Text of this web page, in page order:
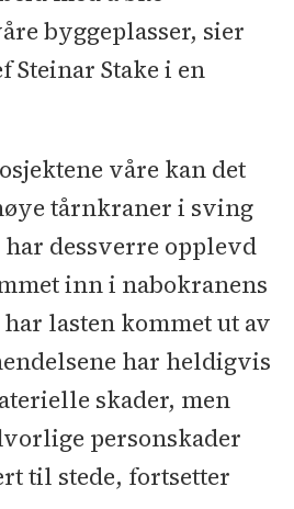
byggeplasser, sier
Steinar Stake i en
våre kan det
tårnkraner i sving
har dessverre opplevd
inn i nabokranens
lasten kommet ut av
har heldigvis
skader, men
personskader
til stede, fortsetter